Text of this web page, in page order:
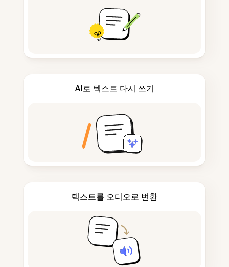
AI로 텍스트 다시 쓰기
텍스트를 오디오로 변환